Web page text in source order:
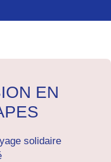
EN
solidaire